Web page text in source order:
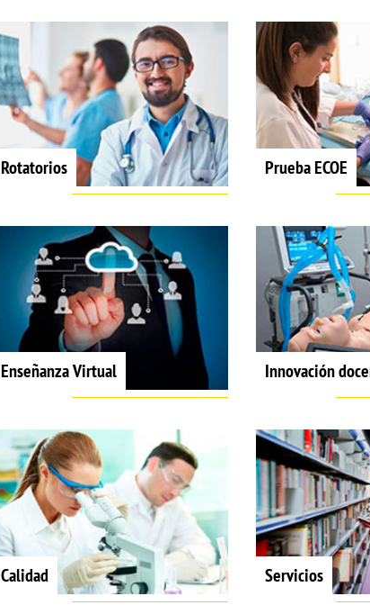
Rotatorios Prueba ECOE
Enseñanza Virtual Innovación
Calidad Servicios